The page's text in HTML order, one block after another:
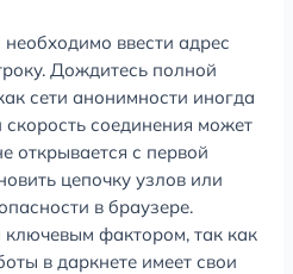
ввести адрес
Дождитесь полной
сети анонимности иногда
соединения может
открывается с первой
цепочку узлов или
в браузере.
ключевым фактором, так как
в даркнете имеет свои